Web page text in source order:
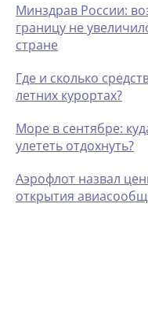
Минздрав России:
границу не
стране
Где и сколько
летних курортах?
Море в сентябре:
улететь отдохнуть?
Аэрофлот назвал
открытия